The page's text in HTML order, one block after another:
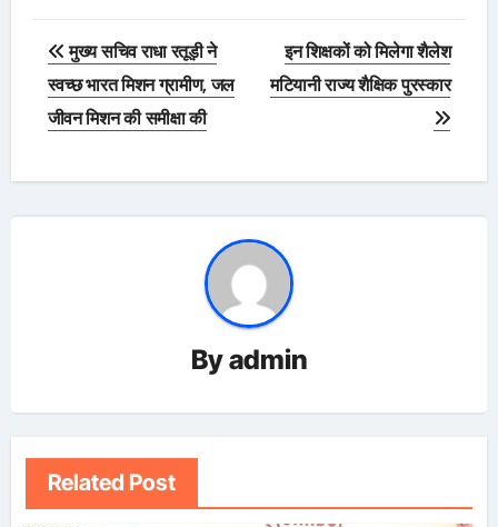
Post
navigation
मुख्य सचिव राधा रतूड़ी ने
स्वच्छ भारत मिशन ग्रामीण, जल
जीवन मिशन की समीक्षा की
इन शिक्षकों को मिलेगा शैलेश
मटियानी राज्य शैक्षिक पुरस्कार
Byadmin
Related Post